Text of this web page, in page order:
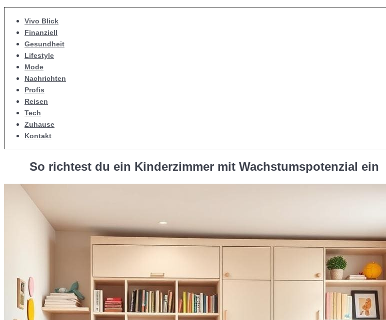
Vivo Blick
Finanziell
Gesundheit
Lifestyle
Mode
Nachrichten
Profis
Reisen
Tech
Zuhause
Kontakt
So richtest du ein Kinderzimmer mit Wachstumspotenzial ein